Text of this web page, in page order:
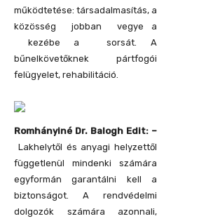
működtetése: társadalmasítás, a
közösség jobban vegye a
kezébe a sorsát. A
bűnelkövetőknek pártfogói
felügyelet, rehabilitáció.
Romhányiné Dr. Balogh Edit: –
Lakhelytől és anyagi helyzettől
függetlenül mindenki számára
egyformán garantálni kell a
biztonságot. A rendvédelmi
dolgozók számára azonnali,